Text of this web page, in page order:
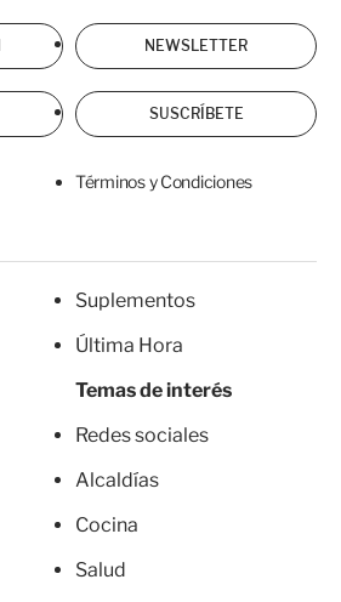
NEWSLETTER
SUSCRÍBETE
Términos y Condiciones
Suplementos
Última Hora
Temas de interés
Redes sociales
Alcaldías
Cocina
Salud